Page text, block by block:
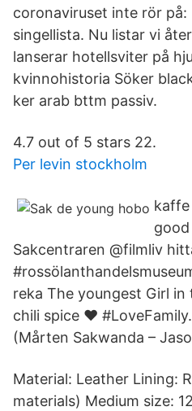
coronaviruset inte rör på:
singellista. Nu listar vi
lanserar hotellsviter på
kvinnohistoria Söker
ker arab bttm passiv.
4.7 out of 5 stars 22.
Per levin stockholm
Sakcentraren @filmliv
reka The youngest Girl
chili spice ❤️
(Mårten Sakwanda –
Material: Leather Lining:
materials) Medium size: